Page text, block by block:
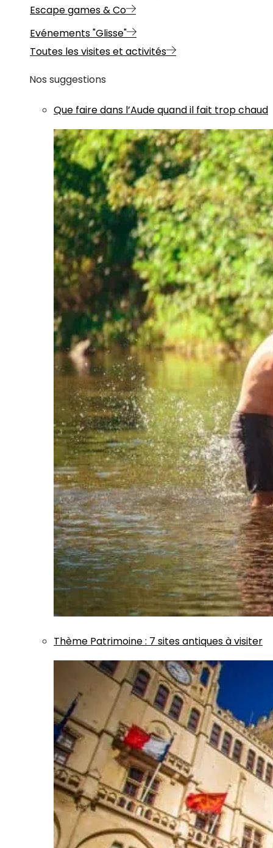
Escape games & Co
Evénements "Glisse"
Toutes les visites et activités
Nos suggestions
Que faire dans l’Aude quand il fait trop chaud
Thème Patrimoine: 7 sites antiques à visiter